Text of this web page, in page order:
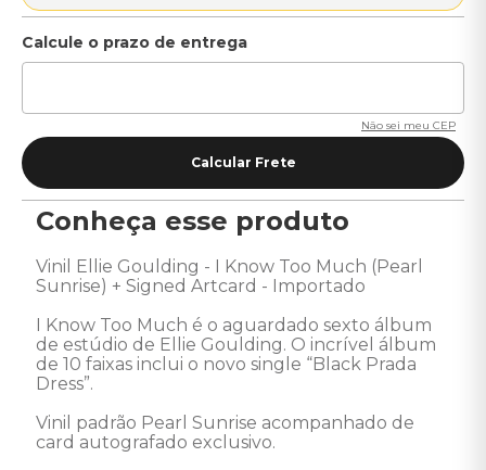
Não sei meu CEP
Conheça esse produto
Vinil Ellie Goulding - I Know Too Much (Pearl
Sunrise) + Signed Artcard - Importado
I Know Too Much é o aguardado sexto álbum
de estúdio de Ellie Goulding. O incrível álbum
de 10 faixas inclui o novo single “Black Prada
Dress”.
Vinil padrão Pearl Sunrise acompanhado de
card autografado exclusivo.